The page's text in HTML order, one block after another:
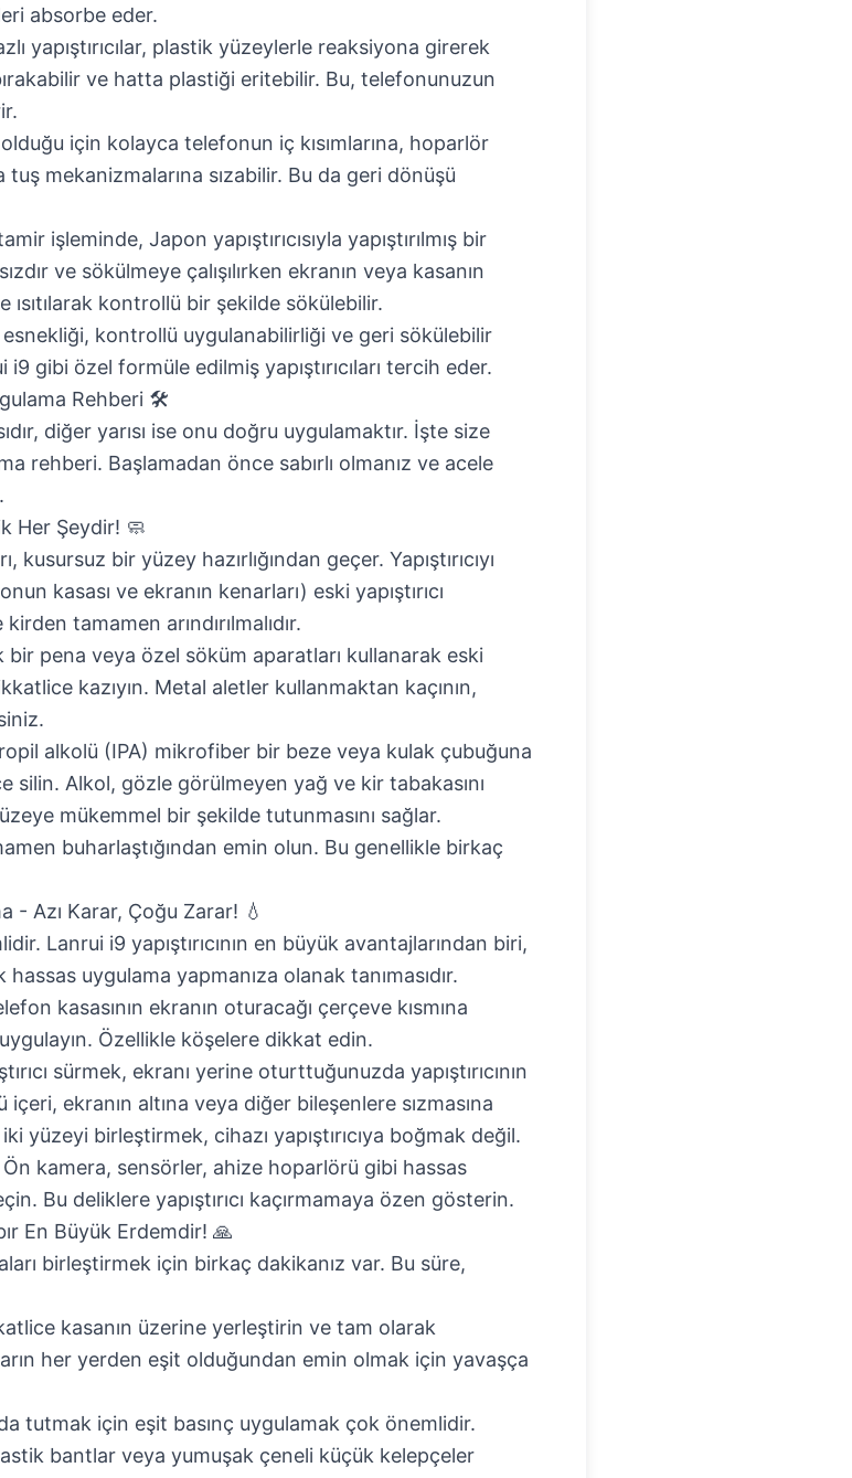
absorbe eder.
yapıştırıcılar, plastik yüzeylerle reaksiyona girerek
ve hatta plastiği eritebilir. Bu, telefonunuzun
için kolayca telefonun iç kısımlarına, hoparlör
mekanizmalarına sızabilir. Bu da geri dönüşü
işleminde, Japon yapıştırıcısıyla yapıştırılmış bir
ve sökülmeye çalışılırken ekranın veya kasanın
ısıtılarak kontrollü bir şekilde sökülebilir.
kontrollü uygulanabilirliği ve geri sökülebilir
gibi özel formüle edilmiş yapıştırıcıları tercih eder.
Rehberi 🛠️
diğer yarısı ise onu doğru uygulamaktır. İşte size
rehberi. Başlamadan önce sabırlı olmanız ve acele
Her Şeydir! 🧼
kusursuz bir yüzey hazırlığından geçer. Yapıştırıcıyı
kasası ve ekranın kenarları) eski yapıştırıcı
tamamen arındırılmalıdır.
bir pena veya özel söküm aparatları kullanarak eski
kazıyın. Metal aletler kullanmaktan kaçının,
alkolü (IPA) mikrofiber bir beze veya kulak çubuğuna
silin. Alkol, gözle görülmeyen yağ ve kir tabakasını
mükemmel bir şekilde tutunmasını sağlar.
buharlaştığından emin olun. Bu genellikle birkaç
- Azı Karar, Çoğu Zarar! 💧
Lanrui i9 yapıştırıcının en büyük avantajlarından biri,
uygulama yapmanıza olanak tanımasıdır.
kasasının ekranın oturacağı çerçeve kısmına
Özellikle köşelere dikkat edin.
sürmek, ekranı yerine oturttuğunuzda yapıştırıcının
içeri, ekranın altına veya diğer bileşenlere sızmasına
yüzeyi birleştirmek, cihazı yapıştırıcıya boğmak değil.
Ön kamera, sensörler, ahize hoparlörü gibi hassas
Bu deliklere yapıştırıcı kaçırmamaya özen gösterin.
En Büyük Erdemdir! 🙏
birleştirmek için birkaç dakikanız var. Bu süre,
kasanın üzerine yerleştirin ve tam olarak
her yerden eşit olduğundan emin olmak için yavaşça
tutmak için eşit basınç uygulamak çok önemlidir.
bantlar veya yumuşak çeneli küçük kelepçeler